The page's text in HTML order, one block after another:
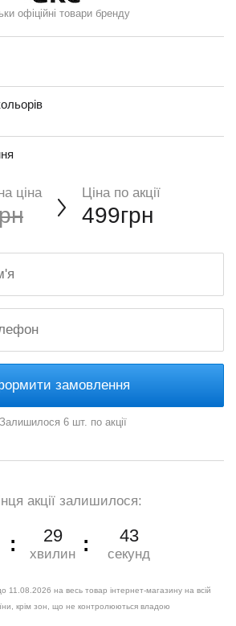
офіційні товари бренду
ціна Ціна по акції
499грн
замовлення
Залишилося 6 шт. по акції
акції залишилося:
29
хвилин
42
секунд
11.08.2026 на весь товар інтернет-магазину на всій
крім зон, що не контролюються владою